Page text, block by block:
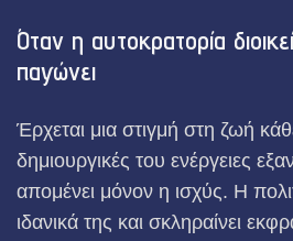
Όταν η αυτοκρατορία
παγώνει
Έρχεται μια στιγμή στη ζωή
δημιουργικές του ενέργειες
απομένει μόνον η ισχύς. Η
ιδανικά της και σκληραίνει